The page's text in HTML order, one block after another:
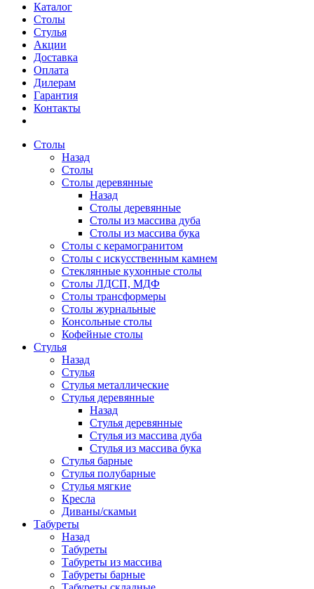
Каталог
Столы
Стулья
Акции
Доставка
Оплата
Дилерам
Гарантия
Контакты
Столы
Назад
Столы
Столы деревянные
Назад
Столы деревянные
Столы из массива дуба
Столы из массива бука
Столы с керамогранитом
Столы с искусственным камнем
Стеклянные кухонные столы
Столы ЛДСП, МДФ
Столы трансформеры
Столы журнальные
Консольные столы
Кофейные столы
Стулья
Назад
Стулья
Стулья металлические
Стулья деревянные
Назад
Стулья деревянные
Стулья из массива дуба
Стулья из массива бука
Стулья барные
Стулья полубарные
Стулья мягкие
Кресла
Диваны/скамьи
Табуреты
Назад
Табуреты
Табуреты из массива
Табуреты барные